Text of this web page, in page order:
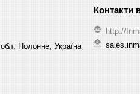
Полонне, Україна
http://